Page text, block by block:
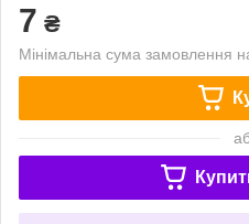
7 ₴
Мінімальна сума замовлення